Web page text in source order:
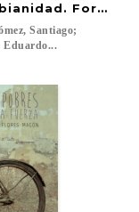
Santiago;
Eduardo...